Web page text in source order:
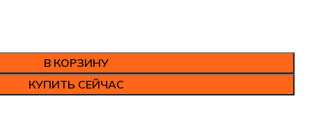
В КОРЗИНУ
КУПИТЬ СЕЙЧАС